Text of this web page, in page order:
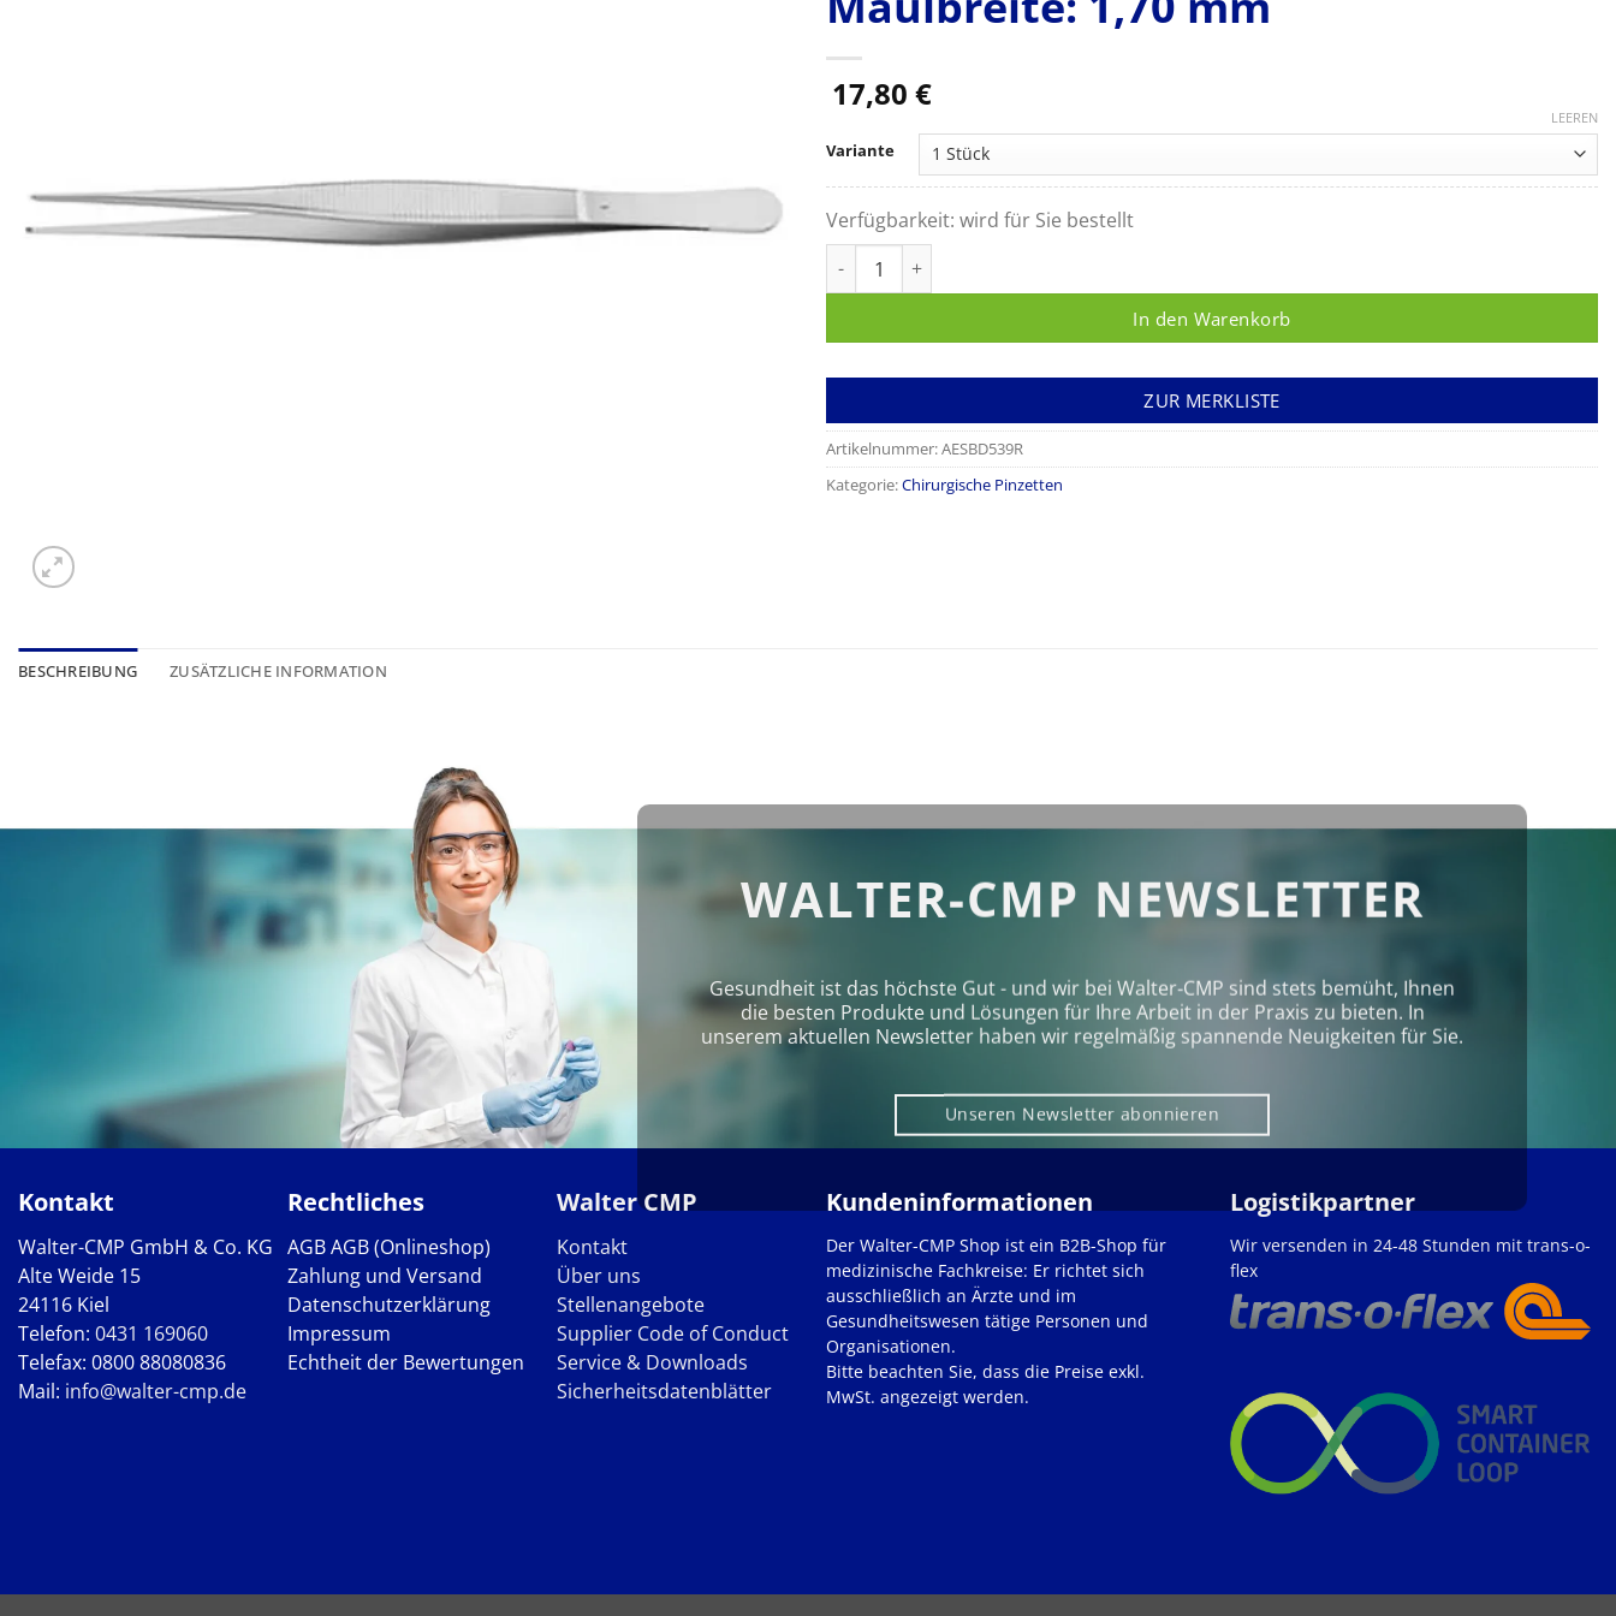
17,80 €
Variante
LEEREN
Verfügbarkeit: wird für Sie bestellt
In den Warenkorb
ZUR MERKLISTE
Artikelnummer:AESBD539R
Kategorie:Chirurgische Pinzetten
BESCHREIBUNG ZUSÄTZLICHE INFORMATION
WALTER-CMP NEWSLETTER
Gesundheit ist das höchste Gut - und wir bei Walter‑CMP sind stets bemüht, Ihnen
die besten Produkte und Lösungen für Ihre Arbeit in der Praxis zu bieten. In
unserem aktuellen Newsletter haben wir regelmäßig spannende Neuigkeiten für Sie.
Unseren Newsletter abonnieren
Kontakt
Walter-CMP GmbH & Co. KG
Alte Weide 15
24116 Kiel
Telefon: 0431 169060
Telefax: 0800 88080836
Mail: info@walter-cmp.de
Rechtliches
AGBAGB (Onlineshop)
Zahlung und Versand
Datenschutzerklärung
Impressum
Echtheit der Bewertungen
Walter CMP
Kontakt
Über uns
Stellenangebote
Supplier Code of Conduct
Service & Downloads
Sicherheitsdatenblätter
Kundeninformationen
Der Walter-CMP Shop ist ein B2B-Shop für
medizinische Fachkreise: Er richtet sich
ausschließlich an Ärzte und im
Gesundheitswesen tätige Personen und
Organisationen.
Bitte beachten Sie, dass die Preise exkl.
MwSt. angezeigt werden.
Logistikpartner
Wir versenden in 24-48 Stunden mit trans-o-
flex